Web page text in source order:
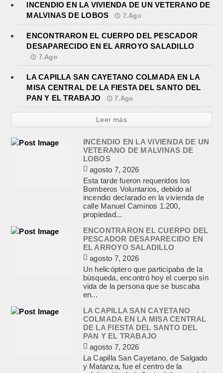
INCENDIO EN LA VIVIENDA DE UN VETERANO DE
MALVINAS DE LOBOS
7.Ago
ENCONTRARON EL CUERPO DEL PESCADOR
DESAPARECIDO EN EL ARROYO SALADILLO
7.Ago
LA CAPILLA SAN CAYETANO COLMADA EN LA
MISA CENTRAL DE LA FIESTA DEL SANTO DEL
PAN Y EL TRABAJO
7.Ago
Leer más
INCENDIO EN LA VIVIENDA DE UN
VETERANO DE MALVINAS DE
LOBOS
agosto 7, 2026
Esta tarde fueron requeridos los
Bomberos Voluntarios, debido al
incendio declarado en la vivienda de
calle Manuel Caminos 1.200,
propiedad...
ENCONTRARON EL CUERPO DEL
PESCADOR DESAPARECIDO EN
EL ARROYO SALADILLO
agosto 7, 2026
Un helicóptero que participaba de la
búsqueda, encontró hoy el cuerpo sin
vida de la persona que se buscaba
en...
LA CAPILLA SAN CAYETANO
COLMADA EN LA MISA CENTRAL
DE LA FIESTA DEL SANTO DEL
PAN Y EL TRABAJO
agosto 7, 2026
La Capilla San Cayetano, de Salgado
y Matanza, fue el centro de la